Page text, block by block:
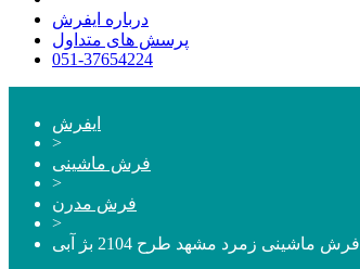
درباره ایفرش
پرسش های متداول
051-37654224
ایفرش
>
فرش ماشینی
>
فرش مدرن
>
فرش ماشینی زمرد مشهد طرح 2104 بژ آبی